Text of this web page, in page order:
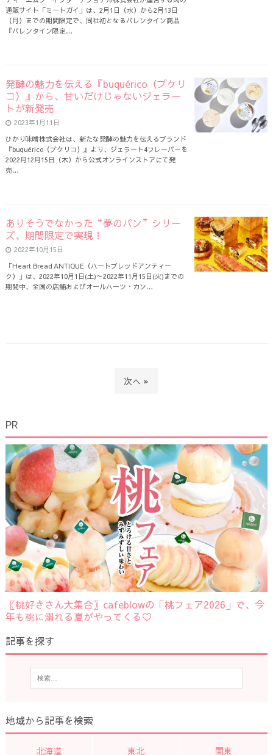
通販サイト「ミートガイ」は、2月1日（水）から2月13日
（月）までの期間限定で、同社初となるバレンタイン商品
『バレンタイン限定…
発酵の魅力を伝える『buquérico（ブケリ
コ）』から、甘いだけじゃないジェラー
トが新発売
2023年1月11日
ひかり味噌󠄀株式会社は、新たな発酵の魅力を伝えるブランド
『buquérico（ブケリコ）』より、ジェラート4フレーバーを
2022月12月15日（木）から公式オンラインストアにて発
売…
ありそうでなかった“夢のパン”シリー
ズ、期間限定で実現！
2022年10月15日
「Heart Bread ANTIQUE（ハートブレッドアンティー
ク）」は、2022年10月1日(土)〜2022年11月15日(火)までの
期間中、全国の店舗およびオールハーツ・カン…
次へ »
PR
〖桃好きさん大集合〗cafeblowの「桃フェア2026」で、今
年も桃に溺れる夏がやってくる♡
記事を探す
地域から記事を検索
北海道 東北 関東